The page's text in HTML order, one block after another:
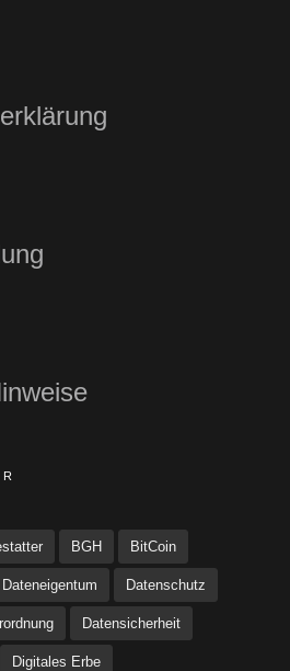
BGH BitCoin
Dateneigentum Datenschutz
Datensicherheit
Digitales Erbe